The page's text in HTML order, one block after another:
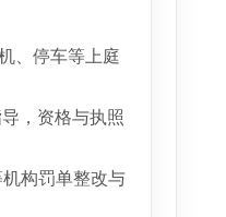
、停车等上庭
，资格与执照
构罚单整改与